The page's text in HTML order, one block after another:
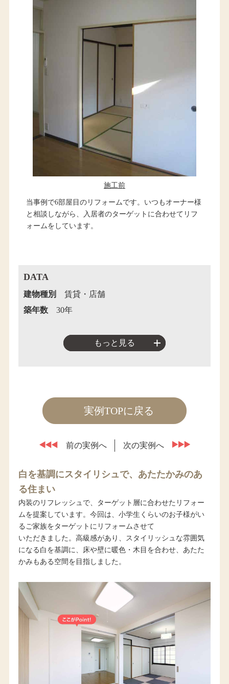
施工前
当事例で6部屋目のリフォームです。いつもオーナー様
と相談しながら、入居者のターゲットに合わせてリフ
ォームをしています。
DATA
建物種別
賃貸・店舗
築年数
30年
もっと見る
実例TOPに戻る
前の実例へ 次の実例へ
白を基調にスタイリシュで、あたたかみのあ
る住まい
内装のリフレッシュで、ターゲット層に合わせたリフォー
ムを提案しています。今回は、小学生くらいのお子様がい
るご家族をターゲットにリフォームさせて
いただきました。高級感があり、スタイリッシュな雰囲気
になる白を基調に、床や壁に暖色・木目を合わせ、あたた
かみもある空間を目指しました。